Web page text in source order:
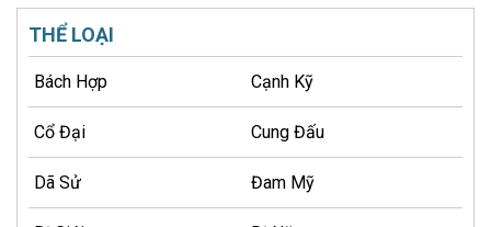
THỂ LOẠI
Bách Hợp Cạnh Kỹ
Cổ Đại Cung Đấu
Dã Sử Đam Mỹ